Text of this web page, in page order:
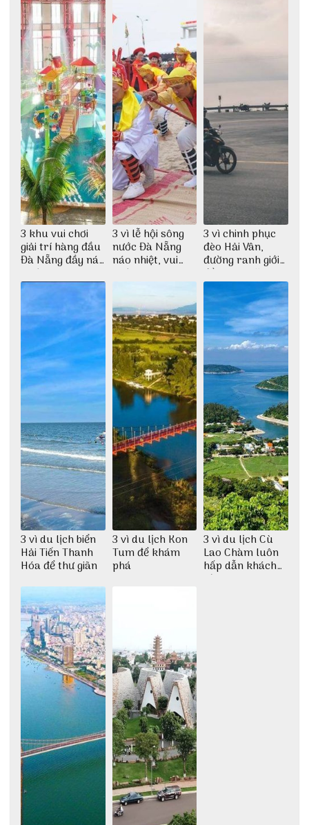
3 khu vui chơi
giải trí hàng đầu
Đà Nẵng đầy náo
nhiệt
3 vì lễ hội sông
nước Đà Nẵng
náo nhiệt, vui
nhộn
3 vì chinh phục
đèo Hải Vân,
đường ranh giới
đầy mê hoặc
3 vì du lịch biển
Hải Tiến Thanh
Hóa để thư giãn
3 vì du lịch Kon
Tum để khám
phá
3 vì du lịch Cù
Lao Chàm luôn
hấp dẫn khách
tứ phương